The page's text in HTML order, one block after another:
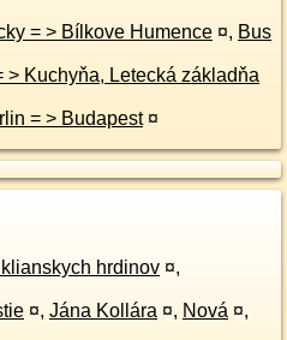
Bus 277: Malacky = > Bílkove Humence ¤, Bus
EC 173: Berlin = > Budapest ¤
hrdinov ¤,
¤, Jána Kollára ¤, Nová ¤,